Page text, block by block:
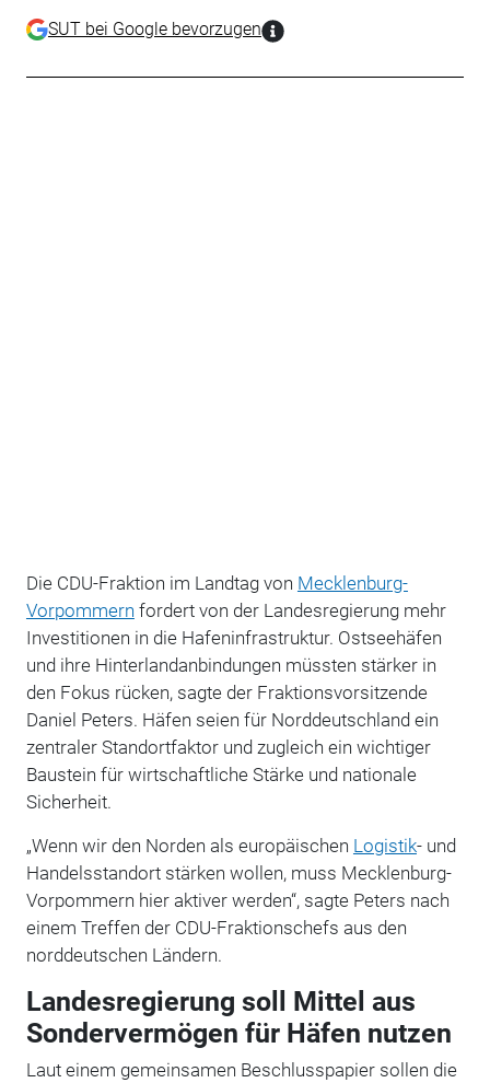
SUT bei Google bevorzugen
Die CDU-Fraktion im Landtag von Mecklenburg-
Vorpommern fordert von der Landesregierung mehr
Investitionen in die Hafeninfrastruktur. Ostseehäfen
und ihre Hinterlandanbindungen müssten stärker in
den Fokus rücken, sagte der Fraktionsvorsitzende
Daniel Peters. Häfen seien für Norddeutschland ein
zentraler Standortfaktor und zugleich ein wichtiger
Baustein für wirtschaftliche Stärke und nationale
Sicherheit.
„Wenn wir den Norden als europäischen Logistik- und
Handelsstandort stärken wollen, muss Mecklenburg-
Vorpommern hier aktiver werden“, sagte Peters nach
einem Treffen der CDU-Fraktionschefs aus den
norddeutschen Ländern.
Landesregierung soll Mittel aus
Sondervermögen für Häfen nutzen
Laut einem gemeinsamen Beschlusspapier sollen die